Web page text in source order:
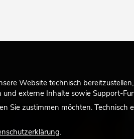
Website technisch
externe Inhalte sowie Support-
Sie zustimmen möchten. Technisch
.